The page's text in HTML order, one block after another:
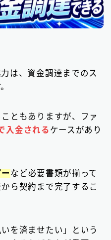
は、資金調達までのス
ともありますが、ファ
入金される ケースがあり
など必要書類が揃って
ら契約まで完了するこ
を済ませたい」という